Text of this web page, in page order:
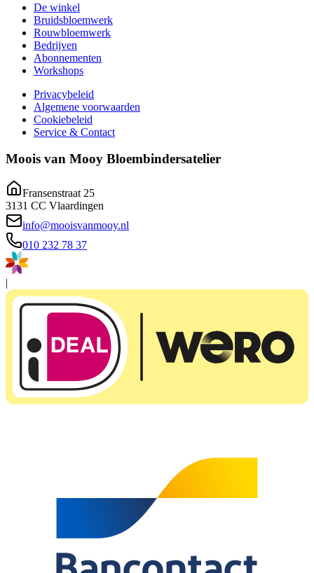
De winkel
Bruidsbloemwerk
Rouwbloemwerk
Bedrijven
Abonnementen
Workshops
Privacybeleid
Algemene voorwaarden
Cookiebeleid
Service & Contact
Moois van Mooy Bloembindersatelier
Fransenstraat 25
3131 CC Vlaardingen
info@mooisvanmooy.nl
010 232 78 37
|